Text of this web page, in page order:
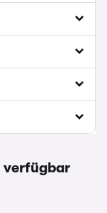
verfügbar